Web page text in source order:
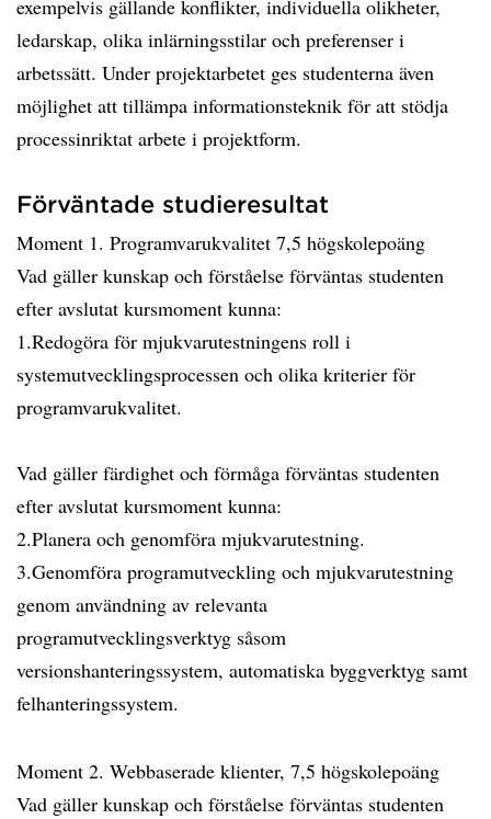
exempelvis gällande konflikter, individuella olikheter,
ledarskap, olika inlärningsstilar och preferenser i
arbetssätt. Under projektarbetet ges studenterna även
möjlighet att tillämpa informationsteknik för att stödja
processinriktat arbete i projektform.
Förväntade studieresultat
Moment 1. Programvarukvalitet 7,5 högskolepoäng
Vad gäller kunskap och förståelse förväntas studenten
efter avslutat kursmoment kunna:
1.Redogöra för mjukvarutestningens roll i
systemutvecklingsprocessen och olika kriterier för
programvarukvalitet.
Vad gäller färdighet och förmåga förväntas studenten
efter avslutat kursmoment kunna:
2.Planera och genomföra mjukvarutestning.
3.Genomföra programutveckling och mjukvarutestning
genom användning av relevanta
programutvecklingsverktyg såsom
versionshanteringssystem, automatiska byggverktyg samt
felhanteringssystem.
Moment 2. Webbaserade klienter, 7,5 högskolepoäng
Vad gäller kunskap och förståelse förväntas studenten